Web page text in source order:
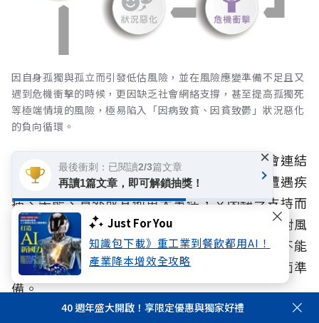
Just For You
知識包下載》重工業到餐飲都用AI！
產業降本增效全攻略
因自身孤獨與孤立而引發低估風險，並在風險應變準備不足且又
遇到危機衝擊的時候，更因缺乏社會網絡支撐，甚至提高孤獨死
等極端情境的風險，極易陷入「因病致貧、因貧致鬱」狀況惡化
的負向循環。
當一個人主觀不覺得孤獨，卻缺乏足夠的社會連結
時，可能因低估未來風險而延後準備；一旦遭遇疾
病、失能、意外或其他重大事件，又因缺乏支持而
影響身心健康、生活與財務狀況，使下一次面對風
險時更加脆弱。這也提醒我們，人生風險管理不能
只著重單一面向，而應及早辨識風險、建立全面準
備。
40 週年盛大開啟！享限定優惠與獨家好禮
最後衝刺：已閱讀2/3篇文章
再讀1篇文章，即可解鎖抽獎！
×